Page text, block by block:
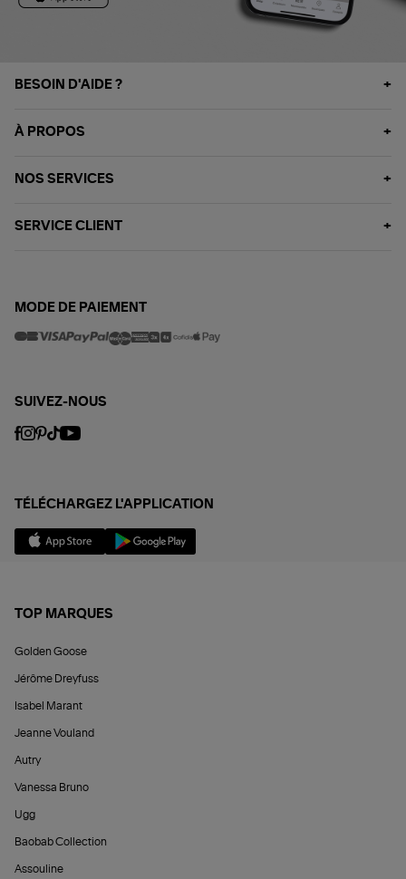
BESOIN D'AIDE ?
À PROPOS
NOS SERVICES
SERVICE CLIENT
MODE DE PAIEMENT
SUIVEZ-NOUS
TÉLÉCHARGEZ L'APPLICATION
TOP MARQUES
Golden Goose
Jérôme Dreyfuss
Isabel Marant
Jeanne Vouland
Autry
Vanessa Bruno
Ugg
Baobab Collection
Assouline